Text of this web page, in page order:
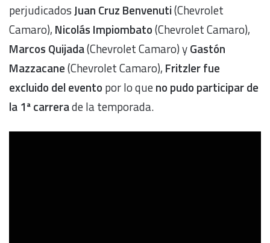
perjudicadosJuan Cruz Benvenuti(Chevrolet
Camaro), Nicolás Impiombato(Chevrolet Camaro),
Marcos Quijada(Chevrolet Camaro) yGastón
Mazzacane(Chevrolet Camaro), Fritzler fue
excluido del evento por lo queno pudo participar de
la 1ª carrerade la temporada.